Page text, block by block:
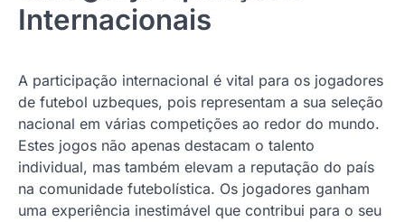
Internacionais
A participação internacional é vital para os jogadores
de futebol uzbeques, pois representam a sua seleção
nacional em várias competições ao redor do mundo.
Estes jogos não apenas destacam o talento
individual, mas também elevam a reputação do país
na comunidade futebolística. Os jogadores ganham
uma experiência inestimável que contribui para o seu